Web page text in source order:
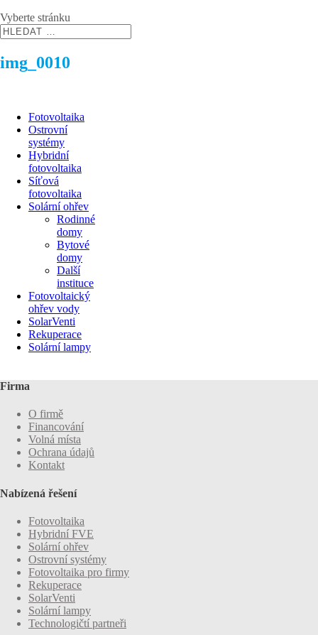
Vyberte stránku
img_0010
Fotovoltaika
Ostrovní
systémy
Hybridní
fotovoltaika
Síťová
fotovoltaika
Solární ohřev
Rodinné
domy
Bytové
domy
Další
instituce
Fotovoltaický
ohřev vody
SolarVenti
Rekuperace
Solární lampy
Firma
O firmě
Financování
Volná místa
Ochrana údajů
Kontakt
Nabízená řešení
Fotovoltaika
Hybridní FVE
Solární ohřev
Ostrovní systémy
Fotovoltaika pro firmy
Rekuperace
SolarVenti
Solární lampy
Technologičtí partneři